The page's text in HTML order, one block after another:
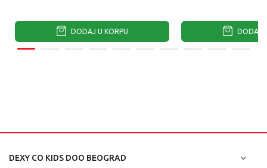
DODAJ U KORPU DODAJ
DEXY CO KIDS DOO BEOGRAD